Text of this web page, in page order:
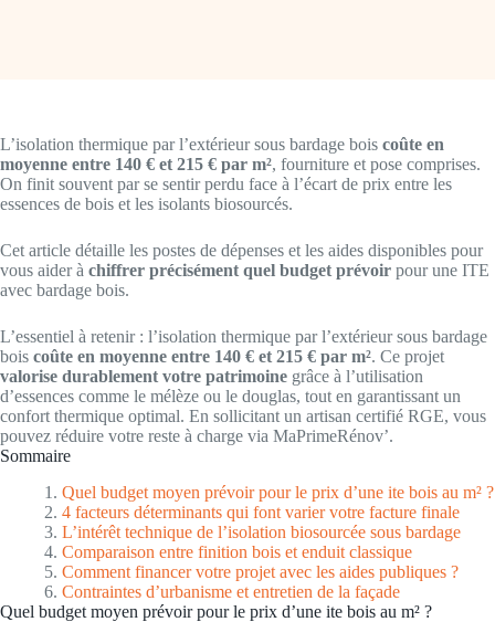
L’isolation thermique par l’extérieur sous bardage bois coûte en
moyenne entre 140 € et 215 € par m², fourniture et pose comprises.
On finit souvent par se sentir perdu face à l’écart de prix entre les
essences de bois et les isolants biosourcés.
Cet article détaille les postes de dépenses et les aides disponibles pour
vous aider à chiffrer précisément quel budget prévoir pour une ITE
avec bardage bois.
L’essentiel à retenir : l’isolation thermique par l’extérieur sous bardage
bois coûte en moyenne entre 140 € et 215 € par m². Ce projet
valorise durablement votre patrimoine grâce à l’utilisation
d’essences comme le mélèze ou le douglas, tout en garantissant un
confort thermique optimal. En sollicitant un artisan certifié RGE, vous
pouvez réduire votre reste à charge via MaPrimeRénov’.
Sommaire
Quel budget moyen prévoir pour le prix d’une ite bois au m² ?
4 facteurs déterminants qui font varier votre facture finale
L’intérêt technique de l’isolation biosourcée sous bardage
Comparaison entre finition bois et enduit classique
Comment financer votre projet avec les aides publiques ?
Contraintes d’urbanisme et entretien de la façade
Quel budget moyen prévoir pour le prix d’une ite bois au m² ?